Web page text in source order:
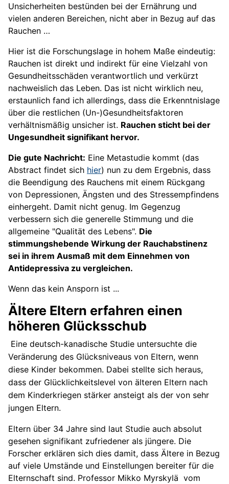
Unsicherheiten bestünden bei der Ernährung und
vielen anderen Bereichen, nicht aber in Bezug auf das
Rauchen …
Hier ist die Forschungslage in hohem Maße eindeutig:
Rauchen ist direkt und indirekt für eine Vielzahl von
Gesundheitsschäden verantwortlich und verkürzt
nachweislich das Leben. Das ist nicht wirklich neu,
erstaunlich fand ich allerdings, dass die Erkenntnislage
über die restlichen (Un-)Gesundheitsfaktoren
verhältnismäßig unsicher ist. Rauchen sticht bei der
Ungesundheit signifikant hervor.
Die gute Nachricht: Eine Metastudie kommt (das
Abstract findet sich hier) nun zu dem Ergebnis, dass
die Beendigung des Rauchens mit einem Rückgang
von Depressionen, Ängsten und des Stressempfindens
einhergeht. Damit nicht genug. Im Gegenzug
verbessern sich die generelle Stimmung und die
allgemeine "Qualität des Lebens". Die
stimmungshebende Wirkung der Rauchabstinenz
sei in ihrem Ausmaß mit dem Einnehmen von
Antidepressiva zu vergleichen.
Wenn das kein Ansporn ist ...
Ältere Eltern erfahren einen
höheren Glücksschub
Eine deutsch-kanadische Studie untersuchte die
Veränderung des Glücksniveaus von Eltern, wenn
diese Kinder bekommen. Dabei stellte sich heraus,
dass der Glücklichkeitslevel von älteren Eltern nach
dem Kinderkriegen stärker ansteigt als der von sehr
jungen Eltern.
Eltern über 34 Jahre sind laut Studie auch absolut
gesehen signifikant zufriedener als jüngere. Die
Forscher erklären sich dies damit, dass Ältere in Bezug
auf viele Umstände und Einstellungen bereiter für die
Elternschaft sind. Professor Mikko Myrskylä vom